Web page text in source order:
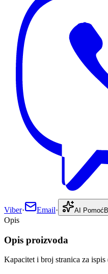
Viber· Email· AI Pomoć
Opis
Opis proizvoda
Kapacitet i broj stranica za